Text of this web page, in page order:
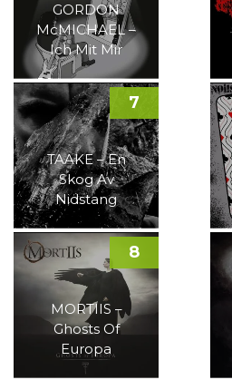
GORDON
McMICHAEL –
Ich Mit Mir
TAAKE – En
Skog Av
Nidstang
7
MORTIIS –
Ghosts Of
Europa
8